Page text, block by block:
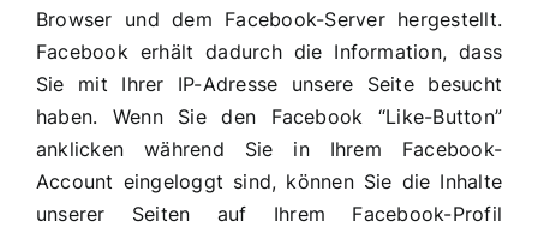
Browser und dem Facebook-Server hergestellt.
Facebook erhält dadurch die Information, dass
Sie mit Ihrer IP-Adresse unsere Seite besucht
haben. Wenn Sie den Facebook “Like-Button”
anklicken während Sie in Ihrem Facebook-
Account eingeloggt sind, können Sie die Inhalte
unserer Seiten auf Ihrem Facebook-Profil